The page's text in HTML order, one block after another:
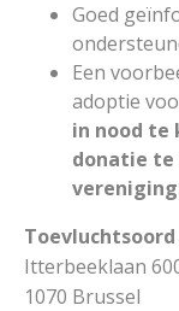
Goed
Een
adoptie
in nood te
donatie te
vereniging:
Toevluchtsoord
Itterbeeklaan
1070 Brussel